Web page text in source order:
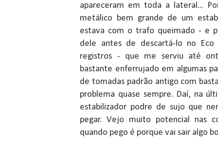
apareceram em toda a lateral...
metálico bem grande de um
estava com o trafo queimado - e
dele antes de descartá-lo no
registros - que me serviu até
bastante enferrujado em algumas
de tomadas padrão antigo com
problema quase sempre. Daí, na
estabilizador podre de sujo que
pegar. Vejo muito potencial nas
quando pego é porque vai sair algo